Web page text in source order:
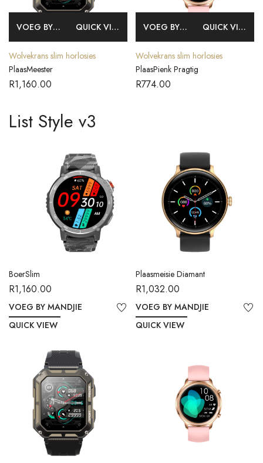
VOEG BY MANDJIE QUICK VIEW
Wolvekrans slim horlosies
PlaasMeester
R1,160.00
VOEG BY MANDJIE QUICK VIEW
Wolvekrans slim horlosies
PlaasPienk Pragtig
R774.00
List Style v3
BoerSlim
R1,160.00
VOEG BY MANDJIE
QUICK VIEW
Plaasmeisie Diamant
R1,032.00
VOEG BY MANDJIE
QUICK VIEW